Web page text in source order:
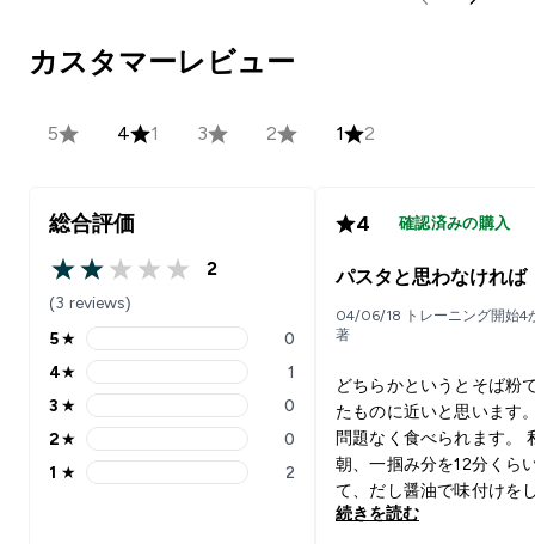
カスタマーレビュー
5 4 1 3 2 1 2
総合評価
2 out of 5 stars
2
(3 reviews)
5 stars rating 0 reviews
5★ 0
4 stars rating 1 reviews
4★ 1
3 stars rating 0 reviews
3 ★ 0
2 stars rating 0 reviews
2★ 0
1 stars rating 2 reviews
1 ★ 2
4 確認済みの購入
パスタと思わなければ
04/06/18 トレーニング開始4
著
どちらかというとそば粉
たものに近いと思います
問題なく食べられます。
朝、一掴み分を12分くら
て、だし醤油で味付けを
納豆、刻み海苔をかけて
続きを読む